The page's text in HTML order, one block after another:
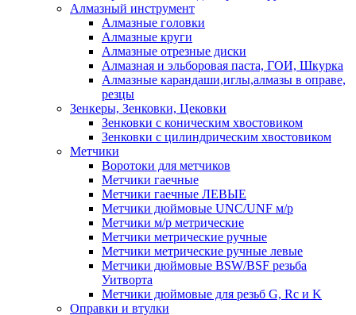
Алмазный инструмент
Алмазные головки
Алмазные круги
Алмазные отрезные диски
Алмазная и эльборовая паста, ГОИ, Шкурка
Алмазные карандаши,иглы,алмазы в оправе,
резцы
Зенкеры, Зенковки, Цековки
Зенковки с коническим хвостовиком
Зенковки с цилиндрическим хвостовиком
Метчики
Воротоки для метчиков
Метчики гаечные
Метчики гаечные ЛЕВЫЕ
Метчики дюймовые UNC/UNF м/р
Метчики м/р метрические
Метчики метрические ручные
Метчики метрические ручные левые
Метчики дюймовые BSW/BSF резьба
Уитворта
Метчики дюймовые для резьб G, Rc и K
Оправки и втулки